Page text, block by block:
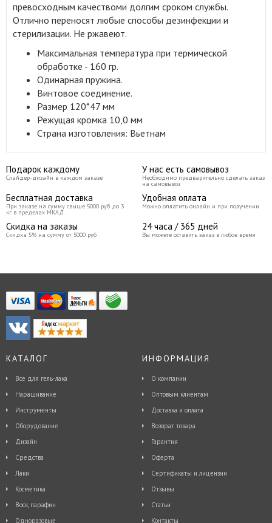
превосходным качествоми долгим сроком службы.
Отлично переносят любые способы дезинфекции и
стерилизации. Не ржавеют.
Максимальная температура при термической
обработке - 160 гр.
Одинарная пружина.
Винтовое соединение.
Размер 120*47 мм
Режущая кромка 10,0 мм
Страна изготовления: Вьетнам
Подарок каждому
Слайдер-дизайн в каждом заказе
У нас есть самовывоз
Необходимо предварительно сделать заказ
на самовывоз
Бесплатная доставка
При заказе на сумму свыше 5000 руб до 3
кг в пределах МКАД
Удобная оплата
Можно оплатить онлайн и при получении
Скидка на заказы
Скидка 5% на сумму от 5000 руб
24 часа / 365 дней
Вы можете оставить заказ в любое время
КАТАЛОГ
Все для гель-лака
Наращивание
Инструменты
Оборудование
Дизайн
Средства
Лаки
Косметика
Воск, парафин
Одноразовые
ИНФОРМАЦИЯ
О компании
Оптовым клиентам
Доставка и оплата
Возврат товара
Гарантия
Оферта
Сертификаты и лицензии
Отзывы
Статьи
Контакты